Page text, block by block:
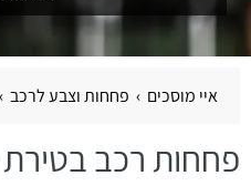
איי מוסכים פחחות וצבע לרכב
פחחות רכב